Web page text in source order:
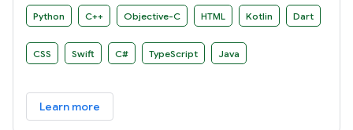
Python C++ Objective-C HTML Kotlin Dart
CSS Swift C# TypeScript Java
Learn more